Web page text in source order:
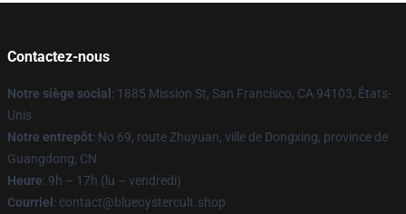
Contactez-nous
Notre siège social : 1885 Mission St, San Francisco, CA 94103, États-
Unis
Notre entrepôt: No 69, route Zhuyuan, ville de Dongxing, province de
Guangdong, CN
Heure: 9h – 17h (lu – vendredi)
Courriel : contact@blueoystercult.shop